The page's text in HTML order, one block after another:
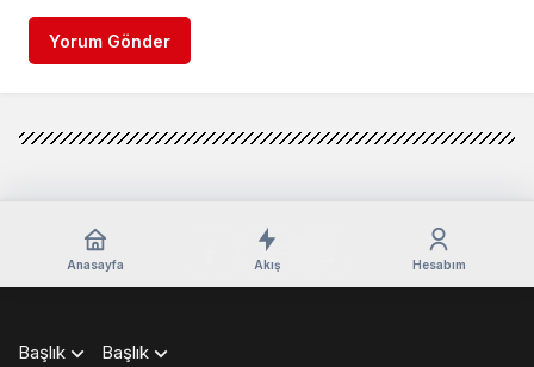
Yorum Gönder
Anasayfa Akış Hesabım
Başlık
Başlık